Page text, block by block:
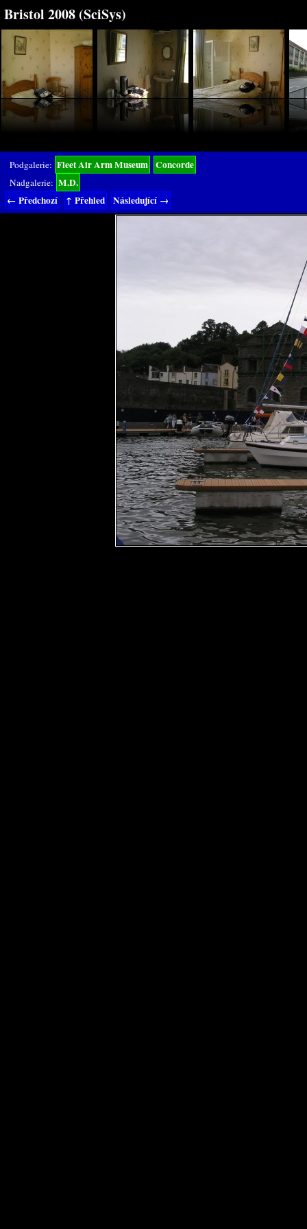
Bristol 2008 (SciSys)
Podgalerie: Fleet Air Arm Museum Concorde
Nadgalerie: M.D.
← Předchozí
↑ Přehled Následující →